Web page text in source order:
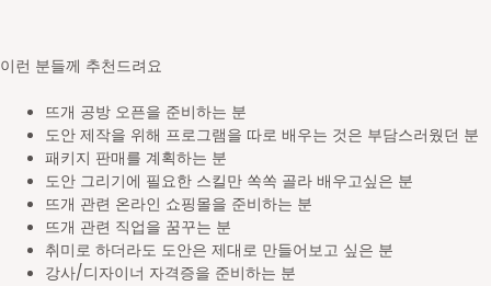
이런 분들께 추천드려요
뜨개 공방 오픈을 준비하는 분
도안 제작을 위해 프로그램을 따로 배우는 것은 부담스러웠던 분
패키지 판매를 계획하는 분
도안 그리기에 필요한 스킬만 쏙쏙 골라 배우고싶은 분
뜨개 관련 온라인 쇼핑몰을 준비하는 분
뜨개 관련 직업을 꿈꾸는 분
취미로 하더라도 도안은 제대로 만들어보고 싶은 분
강사/디자이너 자격증을 준비하는 분